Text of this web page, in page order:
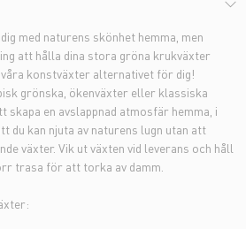
med naturens skönhet hemma, men
att hålla dina stora gröna krukväxter
konstväxter alternativet för dig!
grönska, ökenväxter eller klassiska
en avslappnad atmosfär hemma, i
du kan njuta av naturens lugn utan att
växter. Vik ut växten vid leverans och håll
trasa för att torka av damm.